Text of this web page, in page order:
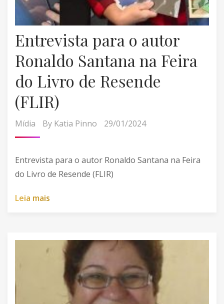
Entrevista para o autor
Ronaldo Santana na Feira
do Livro de Resende
(FLIR)
Mídia By Katia Pinno 29/01/2024
Entrevista para o autor Ronaldo Santana na Feira
do Livro de Resende (FLIR)
Leia mais